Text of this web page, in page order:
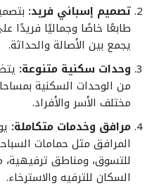
تصميم إسباني فريد:
طابعًا خاصًا وجماليًا فريدًا
يجمع بين الأصالة والحداثة.
وحدات سكنية متنوعة:
من الوحدات السكنية
مختلف الأسر والأفراد.
مرافق وخدمات متكاملة:
المرافق مثل حمامات
للتسوق، ومناطق ترفيهية،
السكان للترفيه والاسترخاء.